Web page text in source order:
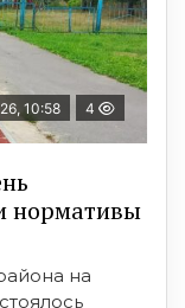
10:58 4
нормативы
на